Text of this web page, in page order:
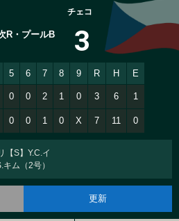
R・プールB
チェコ
3
5 6 7 8 9 R H E
0 0 2 1 0 3 6 1
0 0 1 0 X 7 11 0
【S】Y.C.イ
キム（2号）
更新